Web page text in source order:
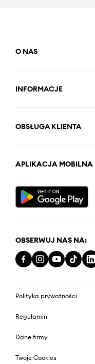
O NAS
INFORMACJE
OBSŁUGA KLIENTA
APLIKACJA MOBILNA
OBSERWUJ NAS NA:
Polityka prywatności
Regulamin
Dane firmy
Twoje Cookies